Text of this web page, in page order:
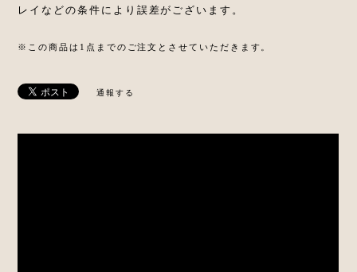
レイなどの条件により誤差がございます。
※この商品は1点までのご注文とさせていただきます。
通報する